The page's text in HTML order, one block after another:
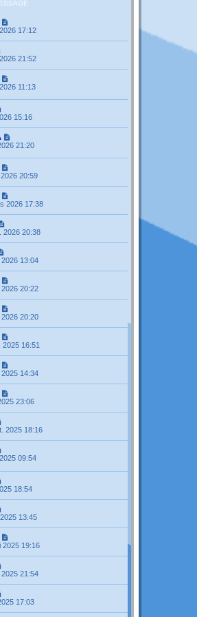
17:12
21:52
11:13
15:16
21:20
20:59
2026 17:38
2026 20:38
13:04
20:22
20:20
2025 16:51
14:34
23:06
2025 18:16
09:54
18:54
13:45
2025 19:16
21:54
17:03